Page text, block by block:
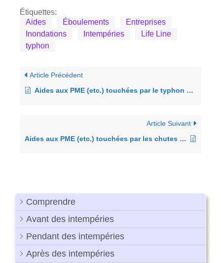
Comprendre
Avant des intempéries
Pendant des intempéries
Après des intempéries
Étiquettes:
Aides
Éboulements
Entreprises
Inondations
Intempéries
Life Line
typhon
Article Précédent
Aides aux PME (etc.) touchées par le typhon n°10 de 2024
Article Suivant
Aides aux PME (etc.) touchées par les chutes de neige depuis le 17 février 2025